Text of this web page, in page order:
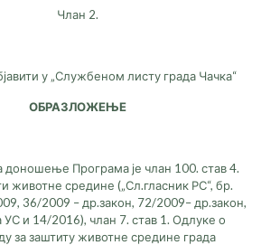
Члан 2.
у „Службеном листу града Чачка“
ОБРАЗЛОЖЕЊЕ
доношење Програма је члан 100. став 4.
животне средине („Сл.гласник РС“, бр.
36/2009 – др.закон, 72/2009– др.закон,
и 14/2016), члан 7. став 1. Одлуке о
за заштиту животне средине града